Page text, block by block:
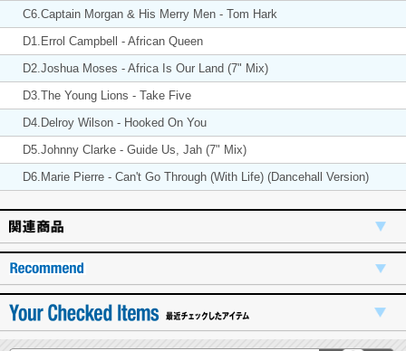
C6.Captain Morgan & His Merry Men - Tom Hark
D1.Errol Campbell - African Queen
D2.Joshua Moses - Africa Is Our Land (7" Mix)
D3.The Young Lions - Take Five
D4.Delroy Wilson - Hooked On You
D5.Johnny Clarke - Guide Us, Jah (7" Mix)
D6.Marie Pierre - Can't Go Through (With Life) (Dancehall Version)